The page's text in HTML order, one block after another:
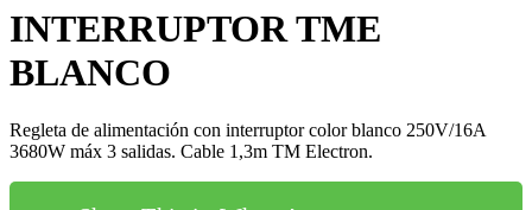
INTERRUPTOR TME
BLANCO
Regleta de alimentación con interruptor color blanco 250V/16A
3680W máx 3 salidas. Cable 1,3m TM Electron.